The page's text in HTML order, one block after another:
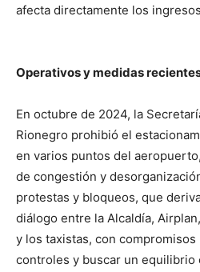
afecta directamente los
Operativos y medidas
En octubre de 2024, la
Rionegro prohibió el
en varios puntos del
de congestión y
protestas y bloqueos, que
diálogo entre la Alcaldía,
y los taxistas, con
controles y buscar un equilibrio